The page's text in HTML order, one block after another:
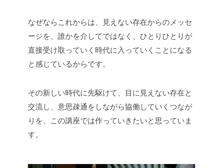
なぜならこれからは、見えない存在からのメッセ
ージを、誰かを介してではなく、ひとりひとりが
直接受け取っていく時代に入っていくことになる
と感じているからです。
その新しい時代に先駆けて、目に見えない存在と
交流し、意思疎通をしながら協働していくつなが
りを、この講座では作っていきたいと思っていま
す。